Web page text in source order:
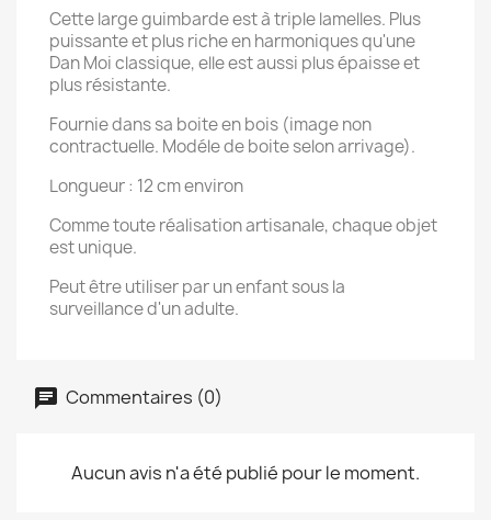
Cette large guimbarde est à triple lamelles. Plus
puissante et plus riche en harmoniques qu'une
Dan Moi classique, elle est aussi plus épaisse et
plus résistante.
Fournie dans sa boite en bois (image non
contractuelle. Modéle de boite selon arrivage).
Longueur : 12 cm environ
Comme toute réalisation artisanale, chaque objet
est unique.
Peut être utiliser par un enfant sous la
surveillance d'un adulte.
Commentaires (0)
Aucun avis n'a été publié pour le moment.